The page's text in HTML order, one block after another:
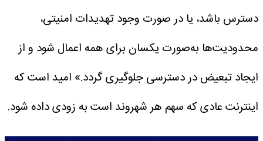
دسترس باشد، یا در صورت وجود تهدیدات امنیتی،
محدودیت‌ها به‌صورت یکسان برای همه اعمال شود و از
ایجاد تبعیض در دسترسی جلوگیری گردد.» امید است که
اینترنت عادی که سهم هر شهروند است به زودی داده شود.